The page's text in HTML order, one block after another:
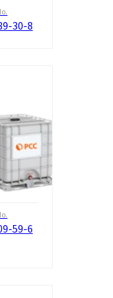
30-8
59-6